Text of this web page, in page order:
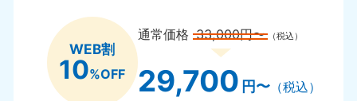
WEB割
10%OFF
通常価格33,000円〜 （税込）
29,700 円〜（税込）